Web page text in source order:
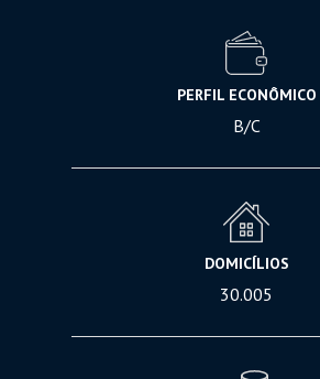
PERFIL ECONÔMICO
B/C
DOMICÍLIOS
30.005